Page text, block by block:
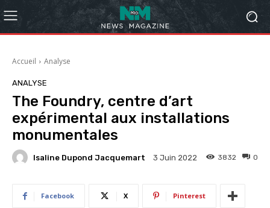
Accueil Analyse
ANALYSE
The Foundry, centre d’art
expérimental aux installations
monumentales
Isaline Dupond Jacquemart 3 Juin 2022 0
3832
Facebook X Pinterest